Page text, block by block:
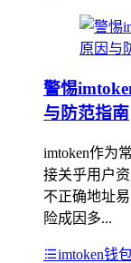
警惕
与防范指南
imtoken作为
接关乎用户
不正确地址
险成因多...
imtoken钱